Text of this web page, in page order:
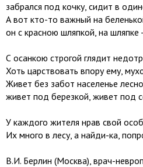
забрался под кочку, сидит в
А вот кто-то важный на
он с красною шляпкой, на шляпке
С осанкою строгой глядит
Хоть царствовать впору ему,
Живет без забот населенье
живет под березкой, живет под
У каждого жителя нрав свой
Их много в лесу, а найди-ка,
В.И. Берлин (Москва), врач-